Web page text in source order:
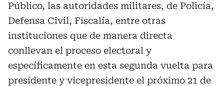
Público, las autoridades militares, de Policía,
Defensa Civil, Fiscalía, entre otras
instituciones que de manera directa
conllevan el proceso electoral y
específicamente en esta segunda vuelta para
presidente y vicepresidente el próximo 21 de